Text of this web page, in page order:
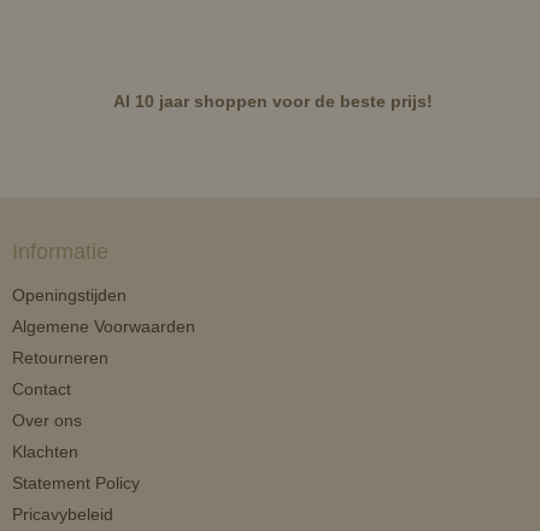
Al 10 jaar shoppen voor de beste prijs!
Informatie
Openingstijden
Algemene Voorwaarden
Retourneren
Contact
Over ons
Klachten
Statement Policy
Pricavybeleid